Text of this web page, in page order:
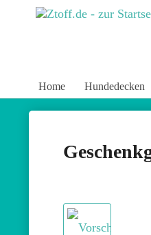
Home Hundedecken